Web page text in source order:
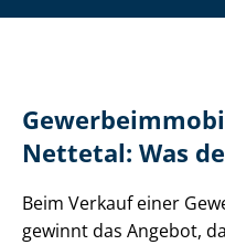
Nettetal: Was
Beim Verkauf einer
gewinnt das Angebot,